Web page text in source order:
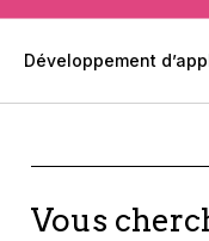
Développement
Vous